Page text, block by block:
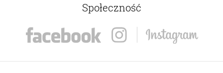
Społeczność